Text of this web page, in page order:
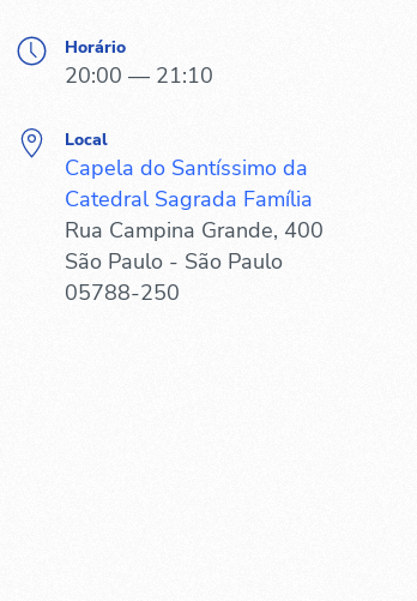
Horário
20:00 — 21:10
Local
Capela do Santíssimo da
Catedral Sagrada Família
Rua Campina Grande, 400
São Paulo - São Paulo
05788-250